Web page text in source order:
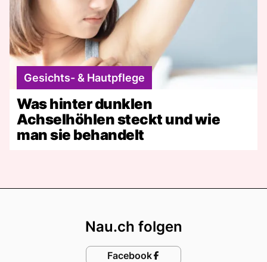
Gesichts- & Hautpflege
Was hinter dunklen
Achselhöhlen steckt und wie
man sie behandelt
Nau.ch folgen
Facebook